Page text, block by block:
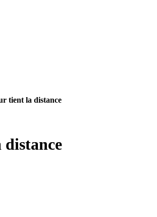
tient la distance